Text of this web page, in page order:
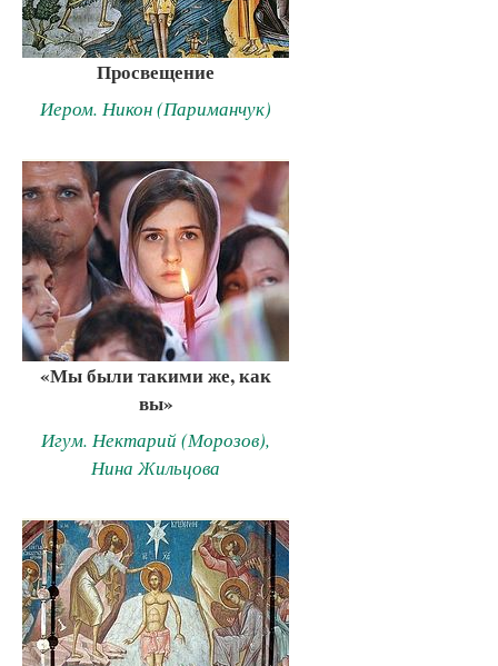
Просвещение
Иером. Никон (Париманчук)
«Мы были такими же, как
вы»
Игум. Нектарий (Морозов),
Нина Жильцова